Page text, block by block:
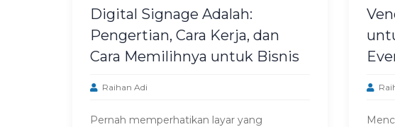
Digital Signage Adalah:
Pengertian, Cara Kerja, dan
Cara Memilihnya untuk Bisnis
Raihan Adi
Pernah memperhatikan layar yang